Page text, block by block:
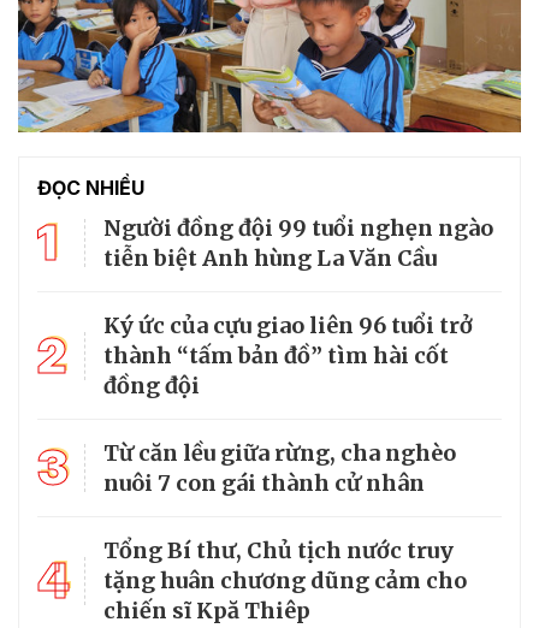
ĐỌC NHIỀU
1
Người đồng đội 99 tuổi nghẹn ngào
tiễn biệt Anh hùng La Văn Cầu
2
Ký ức của cựu giao liên 96 tuổi trở
thành “tấm bản đồ” tìm hài cốt
đồng đội
3
Từ căn lều giữa rừng, cha nghèo
nuôi 7 con gái thành cử nhân
4
Tổng Bí thư, Chủ tịch nước truy
tặng huân chương dũng cảm cho
chiến sĩ Kpă Thiêp